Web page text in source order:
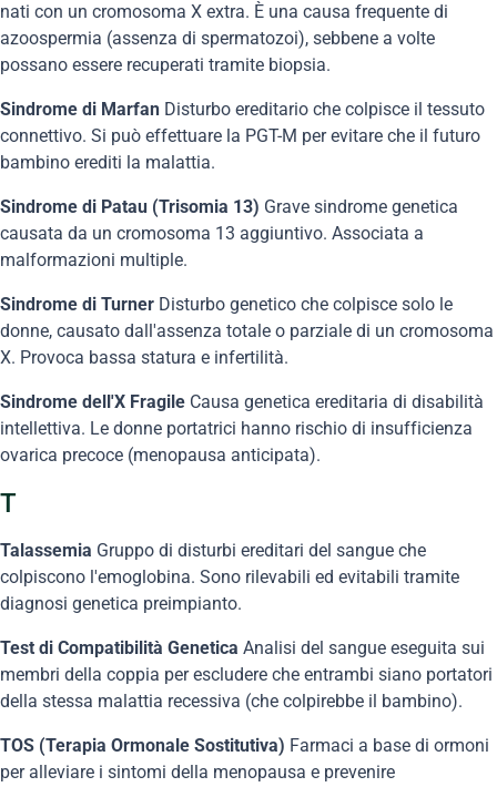
nati con un cromosoma X extra. È una causa frequente di
azoospermia (assenza di spermatozoi), sebbene a volte
possano essere recuperati tramite biopsia.
Sindrome di Marfan Disturbo ereditario che colpisce il tessuto
connettivo. Si può effettuare la PGT-M per evitare che il futuro
bambino erediti la malattia.
Sindrome di Patau (Trisomia 13) Grave sindrome genetica
causata da un cromosoma 13 aggiuntivo. Associata a
malformazioni multiple.
Sindrome di Turner Disturbo genetico che colpisce solo le
donne, causato dall'assenza totale o parziale di un cromosoma
X. Provoca bassa statura e infertilità.
Sindrome dell'X Fragile Causa genetica ereditaria di disabilità
intellettiva. Le donne portatrici hanno rischio di insufficienza
ovarica precoce (menopausa anticipata).
T
Talassemia Gruppo di disturbi ereditari del sangue che
colpiscono l'emoglobina. Sono rilevabili ed evitabili tramite
diagnosi genetica preimpianto.
Test di Compatibilità Genetica Analisi del sangue eseguita sui
membri della coppia per escludere che entrambi siano portatori
della stessa malattia recessiva (che colpirebbe il bambino).
TOS (Terapia Ormonale Sostitutiva) Farmaci a base di ormoni
per alleviare i sintomi della menopausa e prevenire